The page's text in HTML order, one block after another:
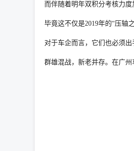
而伴随着明年双积分考核力
毕竟这不仅是2019年的“压轴
对于车企而言，它们也必须出
群雄混战，新老并存。在广